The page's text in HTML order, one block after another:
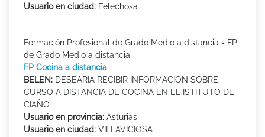
Usuario en ciudad: Felechosa
Formación Profesional de Grado Medio a distancia - FP
de Grado Medio a distancia
FP Cocina a distancia
BELEN: DESEARIA RECIBIR INFORMACION SOBRE
CURSO A DISTANCIA DE COCINA EN EL ISTITUTO DE
CIAÑO
Usuario en provincia: Asturias
Usuario en ciudad: VILLAVICIOSA